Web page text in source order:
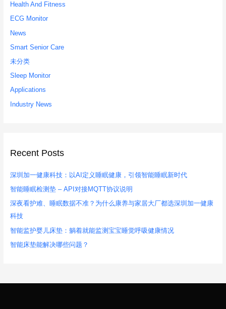
o
r
:
Health And Fitness
ECG Monitor
News
Smart Senior Care
未分类
Sleep Monitor
Applications
Industry News
Recent Posts
深圳加一健康科技：以AI定义睡眠健康，引领智能睡眠新时代
智能睡眠检测垫 – API对接MQTT协议说明
深夜看护难、睡眠数据不准？为什么康养与家居大厂都选深圳加一健康
科技
智能监护婴儿床垫：躺着就能监测宝宝睡觉呼吸健康情况
智能床垫能解决哪些问题？